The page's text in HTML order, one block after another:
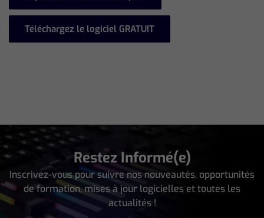
Téléchargez le logiciel GRATUIT
Restez Informé(e)
Inscrivez-vous pour suivre nos nouveautés, opportunités
de formation, mises à jour logicielles et toutes les
actualités !